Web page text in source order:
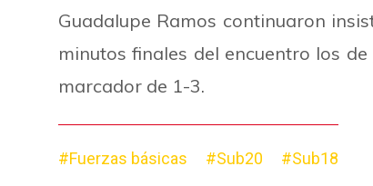
Guadalupe Ramos continuaron
minutos finales del encuentro los
marcador de 1-3.
#Fuerzas básicas #Sub20 #Sub18